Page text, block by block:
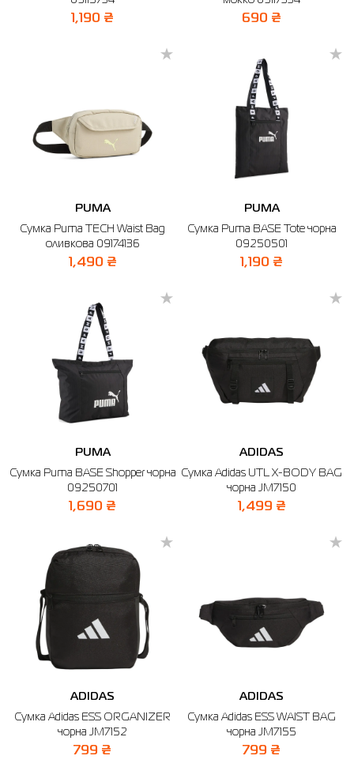
1,190 ₴ 690 ₴
PUMA
Сумка Puma TECH Waist Bag
оливкова 09174136
1,490 ₴
PUMA
Сумка Puma BASE Tote чорна
09250501
1,190 ₴
PUMA
Сумка Puma BASE Shopper чорна
09250701
1,690 ₴
ADIDAS
Сумка Adidas UTL X-BODY BAG
чорна JM7150
1,499 ₴
ADIDAS
Сумка Adidas ESS ORGANIZER
чорна JM7152
799 ₴
ADIDAS
Сумка Adidas ESS WAIST BAG
чорна JM7155
799 ₴